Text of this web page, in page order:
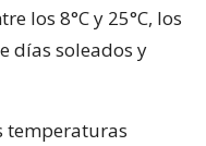
los 8°C y 25°C, los
días soleados y
temperaturas